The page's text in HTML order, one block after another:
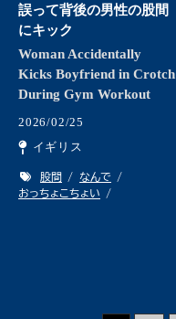
誤って背後の男性の股間
にキック
Woman Accidentally
Kicks Boyfriend in Crotch
During Gym Workout
2026/02/25
イギリス
股間
なんで
おっちょこちょい